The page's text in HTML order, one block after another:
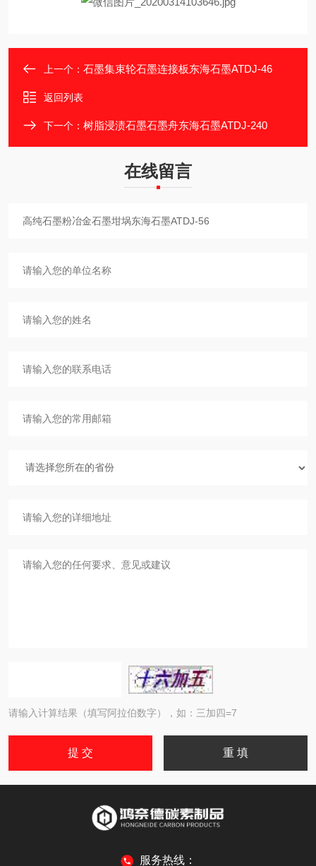
上一个： 石墨集束轮石墨连接板东海石墨ATDJ-46
返回列表
下一个： 树脂浸渍石墨石墨舟东海石墨ATDJ-240
在线留言
请输入计算结果（填写阿拉伯数字），如：三加四=7
服务热线：